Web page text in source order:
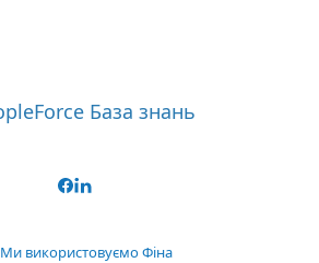
Ми використовуємо Фіна